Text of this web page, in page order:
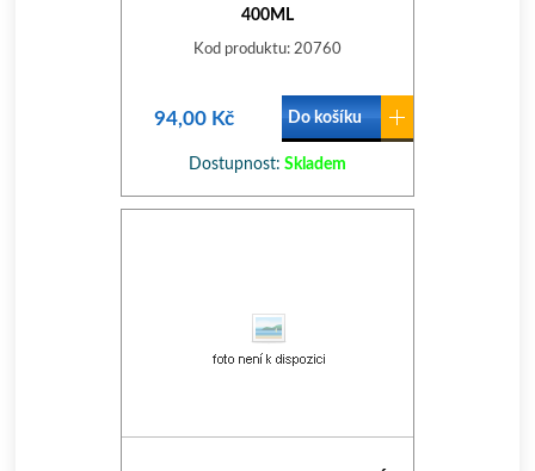
400ML
Kod produktu: 20760
94,00 Kč Do košíku
Dostupnost: Skladem